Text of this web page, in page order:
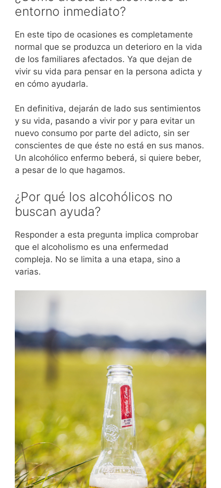
entorno inmediato?
En este tipo de ocasiones es completamente
normal que se produzca un deterioro en la vida
de los familiares afectados. Ya que dejan de
vivir su vida para pensar en la persona adicta y
en cómo ayudarla.
En definitiva, dejarán de lado sus sentimientos
y su vida, pasando a vivir por y para evitar un
nuevo consumo por parte del adicto, sin ser
conscientes de que éste no está en sus manos.
Un alcohólico enfermo beberá, si quiere beber,
a pesar de lo que hagamos.
¿Por qué los alcohólicos no
buscan ayuda?
Responder a esta pregunta implica comprobar
que el alcoholismo es una enfermedad
compleja. No se limita a una etapa, sino a
varias.